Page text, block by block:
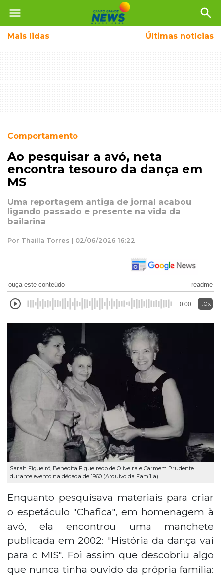
menu search
Mais lidas Últimas notícias
Comportamento
Ao pesquisar a avó, neta
encontra tesouro da dança em
MS
Uma reportagem antiga de jornal acabou
ligando passado e presente na vida da
bailarina
Por Thailla Torres | 02/06/2026 16:22
ouça este conteúdo readme
0:00 1.0x
Sarah Figueiró, Benedita Figueiredo de Oliveira e Carmem Prudente
durante evento na década de 1960 (Arquivo da Família)
Enquanto pesquisava materiais para criar
o espetáculo "Chafica", em homenagem à
avó, ela encontrou uma manchete
publicada em 2002: "História da dança vai
para o MIS". Foi assim que descobriu algo
que nunca tinha ouvido da própria família: